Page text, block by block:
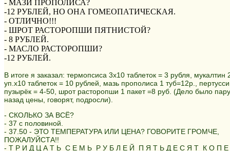
- МАЗИ ПРОПОЛИСА?
-12 РУБЛЕЙ, НО ОНА ГОМЕОПАТИЧЕСКАЯ.
- ОТЛИЧНО!!!
- ШРОТ РАСТОРОПШИ ПЯТНИСТОЙ?
- 8 РУБЛЕЙ.
- МАСЛО РАСТОРОПШИ?
-12 РУБЛЕЙ.
В итоге я заказал: термопсиса 3х10 таблеток = 3 рубля, мукалтин
уп.х10 таблеток = 10 рублей, мазь прополиса 1 туб=12р.,
пузырёк = 4-50, шрот расторопши 1 пакет =8 руб. (Дело было
назад цены, говорят, подросли).
- СКОЛЬКО ЗА ВСЁ?
- 37 с половиной.
- 37.50 - ЭТО ТЕМПЕРАТУРА ИЛИ ЦЕНА? ГОВОРИТЕ ГРОМЧЕ,
ПОЖАЛУЙСТА!!
- Т Р И Д Ц А Т Ь С Е М Ь Р У Б Л Е Й П Я Т Ь Д Е С Я Т К О П Е